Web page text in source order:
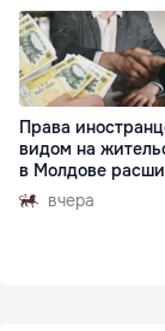
Права
видом на
в Молдове
вчера